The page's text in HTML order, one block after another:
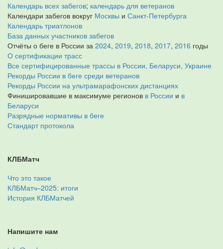
Календарь всех забегов; календарь для ветеранов
Календари забегов вокруг Москвы и Санкт-Петербурга
Календарь триатлонов
База данных участников забегов
Отчёты о беге в России за 2024, 2019, 2018, 2017, 2016 годы
О сертификации трасс
Все сертифицированные трассы в России, Беларуси, Украине
Рекорды России в беге среди ветеранов
Рекорды России на ультрамарафонских дистанциях
Финишировавшие в максимуме регионов в России и в
Беларуси
Разрядные нормативы в беге
Стандарт протокола
КЛБМатч
Что это такое
КЛБМатч–2025: итоги
История КЛБМатчей
Напишите нам